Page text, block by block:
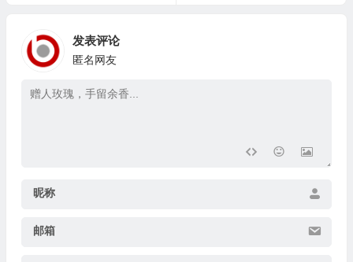
发表评论
匿名网友
昵称
邮箱